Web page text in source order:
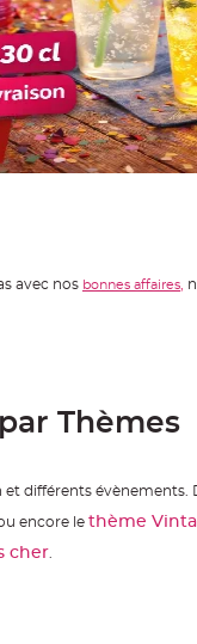
avec nos bonnes affaires
Thèmes
différents évènements.
encore le thème
cher.